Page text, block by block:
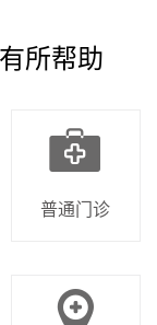
所帮助
普通门诊